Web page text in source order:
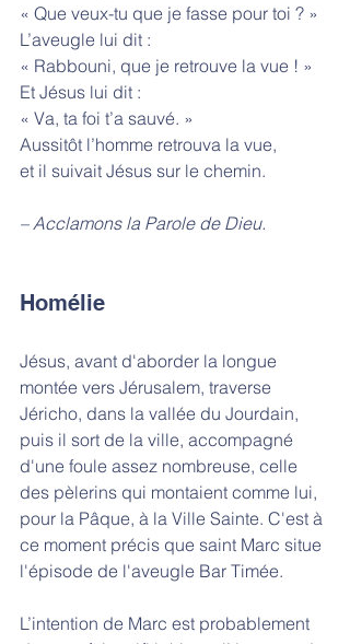
« Que veux-tu que je fasse pour toi ? »
L’aveugle lui dit :
« Rabbouni, que je retrouve la vue ! »
Et Jésus lui dit :
« Va, ta foi t’a sauvé. »
Aussitôt l’homme retrouva la vue,
et il suivait Jésus sur le chemin.
– Acclamons la Parole de Dieu.
Homélie
Jésus, avant d'aborder la longue
montée vers Jérusalem, traverse
Jéricho, dans la vallée du Jourdain,
puis il sort de la ville, accompagné
d'une foule assez nombreuse, celle
des pèlerins qui montaient comme lui,
pour la Pâque, à la Ville Sainte. C'est à
ce moment précis que saint Marc situe
l'épisode de l'aveugle Bar Timée.
L’intention de Marc est probablement